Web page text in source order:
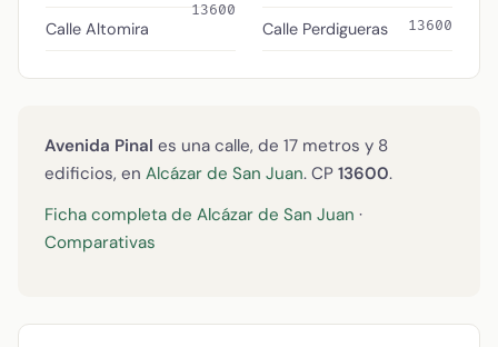
13600
Calle Altomira Calle Perdigueras 13600
Avenida Pinal es una calle, de 17 metros y 8
edificios, en Alcázar de San Juan. CP 13600.
Ficha completa de Alcázar de San Juan ·
Comparativas